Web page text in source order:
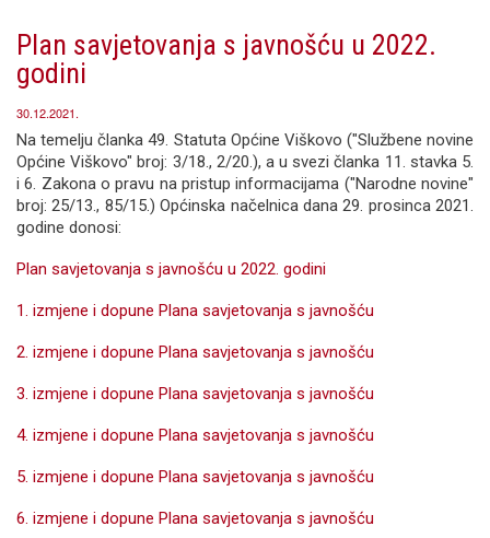
Plan savjetovanja s javnošću u 2022.
godini
30.12.2021.
Na temelju članka 49. Statuta Općine Viškovo ("Službene novine
Općine Viškovo" broj: 3/18., 2/20.), a u svezi članka 11. stavka 5.
i 6. Zakona o pravu na pristup informacijama ("Narodne novine"
broj: 25/13., 85/15.) Općinska načelnica dana 29. prosinca 2021.
godine donosi:
Plan savjetovanja s javnošću u 2022. godini
1. izmjene i dopune Plana savjetovanja s javnošću
2. izmjene i dopune Plana savjetovanja s javnošću
3. izmjene i dopune Plana savjetovanja s javnošću
4. izmjene i dopune Plana savjetovanja s javnošću
5. izmjene i dopune Plana savjetovanja s javnošću
6. izmjene i dopune Plana savjetovanja s javnošću